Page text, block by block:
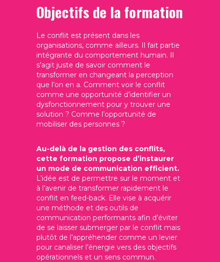
Objectifs de la formation
Le conflit est présent dans les
organisations, comme ailleurs. Il fait partie
intégrante du comportement humain. Il
s’agit juste de savoir comment le
transformer en changeant la perception
que l’on en a. Comment voir le conflit
comme une opportunité d’identifier un
dysfonctionnement pour y trouver une
solution ? Comme l’opportunité de
mobiliser des personnes ?
Au-delà de la gestion des conflits,
cette formation propose d’instaurer
un mode de communication efficient.
L’idée est de permettre sur le moment et
à l’avenir de transformer rapidement le
conflit en feed-back. Elle vise à acquérir
une méthode et des outils de
communication performants afin d’éviter
de se laisser submerger par le conflit mais
plutôt de l’appréhender comme un levier
pour canaliser l’énergie vers des objectifs
opérationnels et un sens commun.